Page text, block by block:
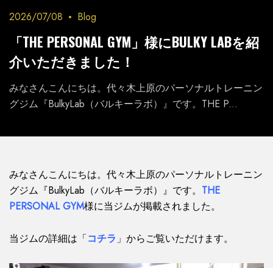
2026/07/08 Blog
「THE PERSONAL GYM」様にBULKY LABを紹
介いただきました！
みなさんこんにちは。代々木上原のパーソナルトレーニン
グジム『BulkyLab（バルキーラボ）』です。THE P...
みなさんこんにちは。代々木上原のパーソナルトレーニン
グジム『BulkyLab（バルキーラボ）』です。 THE
PERSONAL GYM様に当ジムが掲載されました。
当ジムの詳細は「コチラ」からご覧いただけます。